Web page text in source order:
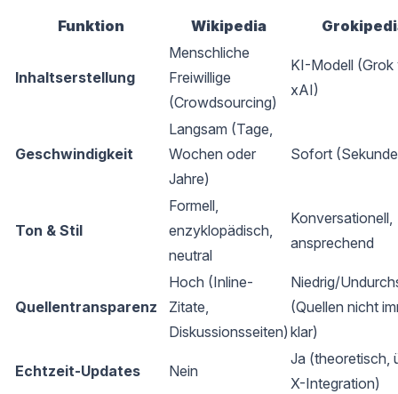
Funktion Wikipedia
Inhaltserstellung
Menschliche
Freiwillige
(Crowdsourcing)
KI-Modell (Grok
xAI)
Geschwindigkeit
Langsam (Tage,
Wochen oder
Jahre)
Sofort
Ton & Stil
Formell,
enzyklopädisch,
neutral
Konversationell,
ansprechend
Quellentransparenz
Hoch (Inline-
Zitate,
Diskussionsseiten)
Niedrig/
(Quellen nicht
klar)
Echtzeit-Updates Nein
Ja (theoretisch,
X-Integration)